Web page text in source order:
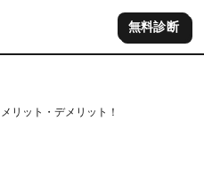
無料診断
リット・デメリット！